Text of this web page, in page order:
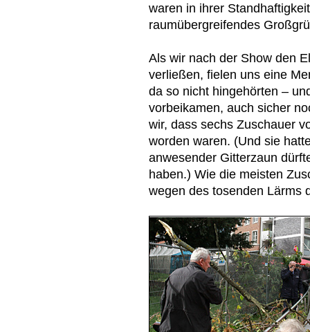
waren in ihrer
raumübergreifendes
Als wir nach der Show den
verließen, fielen uns eine
da so nicht hingehörten –
vorbeikamen, auch sicher
wir, dass sechs Zuschauer
worden waren. (Und sie
anwesender Gitterzaun
haben.) Wie die meisten
wegen des tosenden Lärms